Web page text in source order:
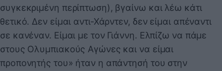
συγκεκριμένη περίπτωση), βγαίνω και λέω κάτι
θετικό. Δεν είμαι αντι-Χάρντεν, δεν είμαι απέναντι
σε κανέναν. Είμαι με τον Γιάννη. Ελπίζω να πάμε
στους Ολυμπιακούς Αγώνες και να είμαι
προπονητής του» ήταν η απάντησή του στην